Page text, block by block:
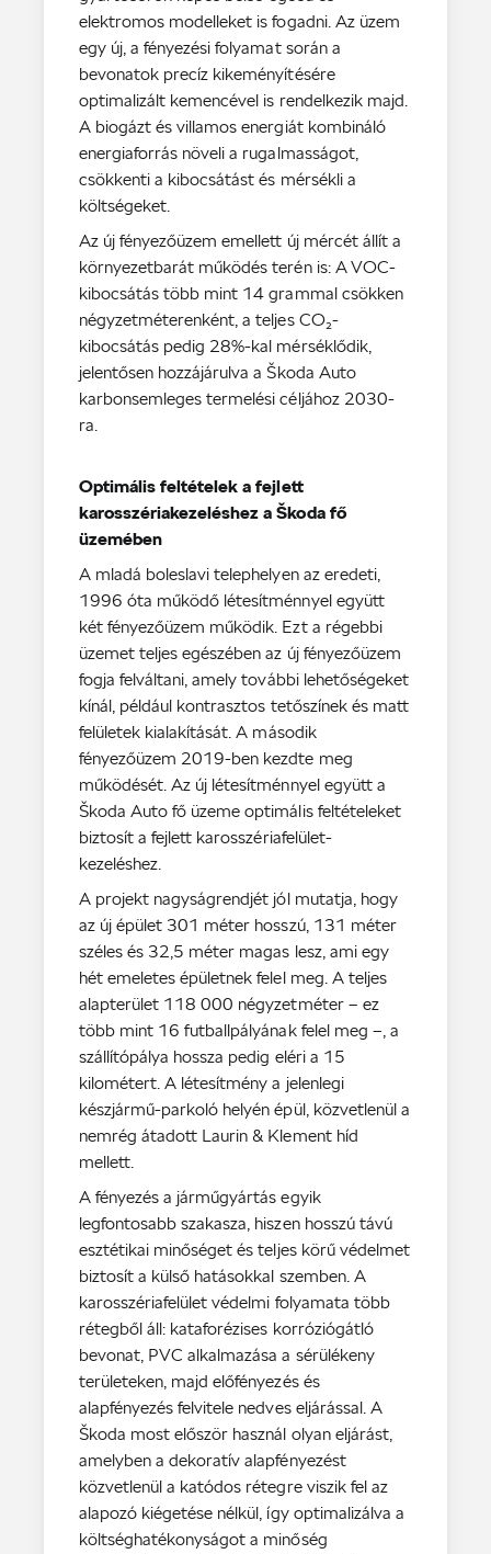
elektromos modelleket is fogadni. Az üzem
egy új, a fényezési folyamat során a
bevonatok precíz kikeményítésére
optimalizált kemencével is rendelkezik majd.
A biogázt és villamos energiát kombináló
energiaforrás növeli a rugalmasságot,
csökkenti a kibocsátást és mérsékli a
költségeket.
Az új fényezőüzem emellett új mércét állít a
környezetbarát működés terén is: A VOC-
kibocsátás több mint 14 grammal csökken
négyzetméterenként, a teljes CO₂-
kibocsátás pedig 28%-kal mérséklődik,
jelentősen hozzájárulva a Škoda Auto
karbonsemleges termelési céljához 2030-
ra.
Optimális feltételek a fejlett
karosszériakezeléshez a Škoda fő
üzemében
A mladá boleslavi telephelyen az eredeti,
1996 óta működő létesítménnyel együtt
két fényezőüzem működik. Ezt a régebbi
üzemet teljes egészében az új fényezőüzem
fogja felváltani, amely további lehetőségeket
kínál, például kontrasztos tetőszínek és matt
felületek kialakítását. A második
fényezőüzem 2019-ben kezdte meg
működését. Az új létesítménnyel együtt a
Škoda Auto fő üzeme optimális feltételeket
biztosít a fejlett karosszériafelület-
kezeléshez.
A projekt nagyságrendjét jól mutatja, hogy
az új épület 301 méter hosszú, 131 méter
széles és 32,5 méter magas lesz, ami egy
hét emeletes épületnek felel meg. A teljes
alapterület 118 000 négyzetméter – ez
több mint 16 futballpályának felel meg –, a
szállítópálya hossza pedig eléri a 15
kilométert. A létesítmény a jelenlegi
készjármű-parkoló helyén épül, közvetlenül a
nemrég átadott Laurin & Klement híd
mellett.
A fényezés a járműgyártás egyik
legfontosabb szakasza, hiszen hosszú távú
esztétikai minőséget és teljes körű védelmet
biztosít a külső hatásokkal szemben. A
karosszériafelület védelmi folyamata több
rétegből áll: kataforézises korróziógátló
bevonat, PVC alkalmazása a sérülékeny
területeken, majd előfényezés és
alapfényezés felvitele nedves eljárással. A
Škoda most először használ olyan eljárást,
amelyben a dekoratív alapfényezést
közvetlenül a katódos rétegre viszik fel az
alapozó kiégetése nélkül, így optimalizálva a
költséghatékonyságot a minőség